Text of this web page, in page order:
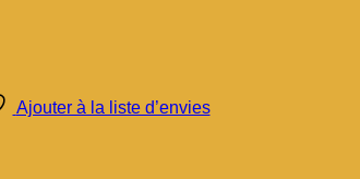
Ajouter à la liste d’envies